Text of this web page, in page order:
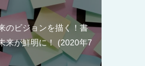
のビジョンを描く！書
来が鮮明に！
2020年7